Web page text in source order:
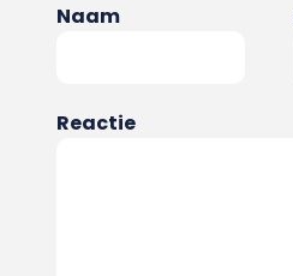
Naam
Reactie